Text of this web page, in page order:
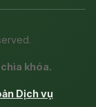
khóa.
Dịch vụ